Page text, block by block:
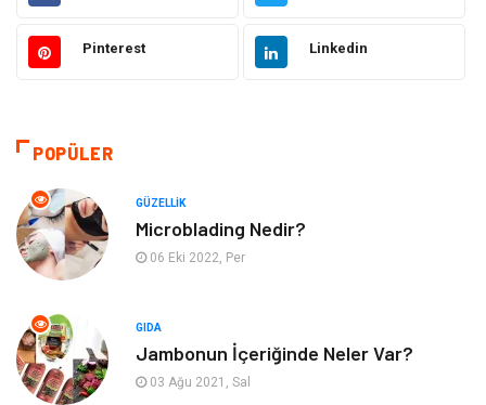
Güzellik Makine
Sağlıklı Yaşam
Yeme İçme
Organizasyon
Emlak Spor
Pinterest Linkedin
POPÜLER
GÜZELLIK
Microblading Nedir?
06 Eki 2022, Per
GIDA
Jambonun İçeriğinde Neler Var?
03 Ağu 2021, Sal